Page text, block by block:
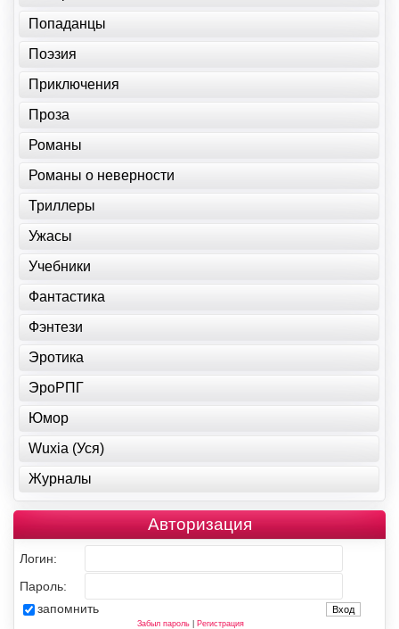
Попаданцы
Поэзия
Приключения
Проза
Романы
Романы о неверности
Триллеры
Ужасы
Учебники
Фантастика
Фэнтези
Эротика
ЭроРПГ
Юмор
Wuxia (Уся)
Журналы
Авторизация
Логин:
Пароль:
запомнить
Забыл пароль| Регистрация